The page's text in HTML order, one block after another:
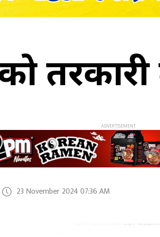
23 November 2024 07:36 AM